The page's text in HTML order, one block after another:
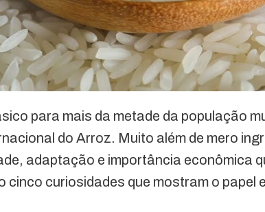
para mais da metade da população
do Arroz. Muito além de mero
adaptação e importância econômica
cinco curiosidades que mostram o papel